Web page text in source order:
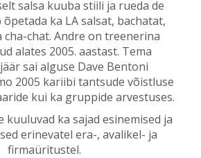
salsa kuuba stiili ja rueda de
õpetada ka LA salsat, bachatat,
cha-chat. Andre on treenerina
alates 2005. aastast. Tema
sai alguse Dave Bentoni
2005 kariibi tantsude võistluse
kui ka gruppide arvestuses.
kuuluvad ka sajad esinemised ja
erinevatel era-, avalikel- ja
firmaüritustel.